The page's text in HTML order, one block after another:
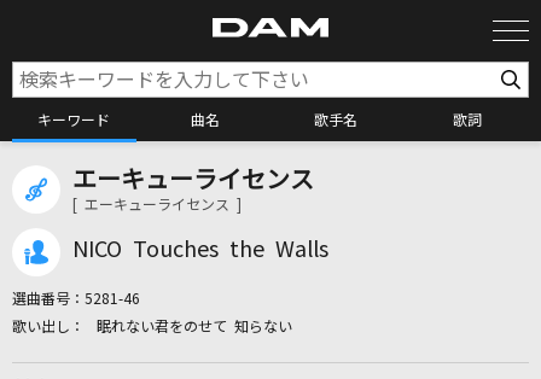
キーワード 曲名 歌手名 歌詞
カラオケ検索
エーキューライセンス
[ エーキューライセンス ]
NICO Touches the Walls
選曲番号： 5281-46
眠れない君をのせて 知らない